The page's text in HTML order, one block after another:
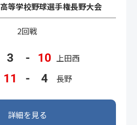
等学校野球選手権長野大会
2回戦
3 - 10
上田西
11 - 4 長野
詳細を見る